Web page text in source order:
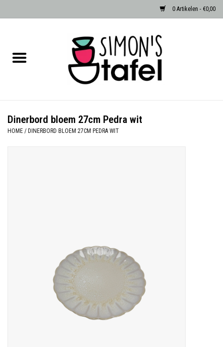
0 Artikelen - €0,00
Albast waxinehouders van Zenza
Dinerbord bloem 27cm Pedra wit
HOME / DINERBORD BLOEM 27CM PEDRA WIT